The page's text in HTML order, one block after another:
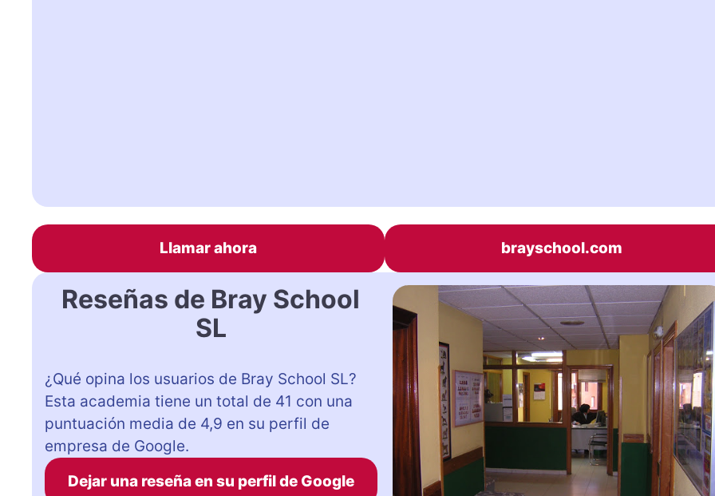
Llamar ahora brayschool.com
Reseñas de Bray School
SL
¿Qué opina los usuarios de Bray School SL?
Esta academia tiene un total de 41 con una
puntuación media de 4,9 en su perfil de
empresa de Google.
Dejar una reseña en su perfil de Google